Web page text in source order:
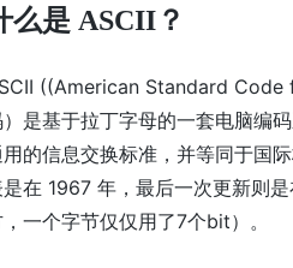
么是 ASCII？
((American Standard
是基于拉丁字母的一套电脑编
的信息交换标准，并等同于国
在 1967 年，最后一次更新则
一个字节仅仅用了7个bit）。